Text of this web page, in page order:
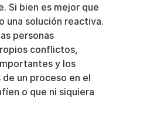
Si bien es mejor que
una solución reactiva.
personas
conflictos,
y los
un proceso en el
o que ni siquiera